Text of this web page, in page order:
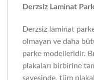
Derzsiz Laminat
Derzsiz laminat
olmayan ve daha
parke modelleridir.
plakaları birbirine
sayesinde, tüm